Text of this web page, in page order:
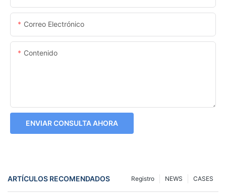
Correo Electrónico
Contenido
ENVIAR CONSULTA AHORA
ARTÍCULOS RECOMENDADOS CASES
NEWS
Registro